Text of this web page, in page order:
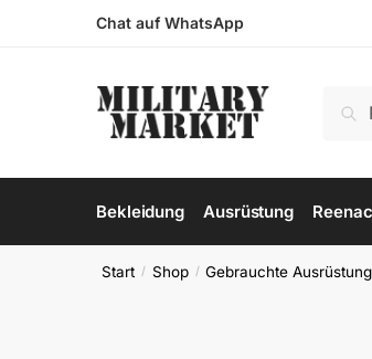
Chat auf WhatsApp
nach:
Bekleidung Ausrüstung
Start / Shop / Gebrauchte Ausrüstung